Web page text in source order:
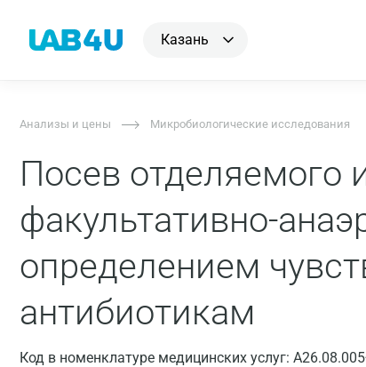
Казань
Анализы и цены Микробиологические исследования
Посев отделяемого
факультативно-
определением
антибиотикам
Код в номенклатуре медицинских услуг: